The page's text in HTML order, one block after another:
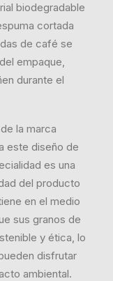
biodegradable
cortada
de café se
empaque,
durante el
la marca
este diseño de
es una
del producto
en el medio
sus granos de
y ética, lo
disfrutar
ambiental.